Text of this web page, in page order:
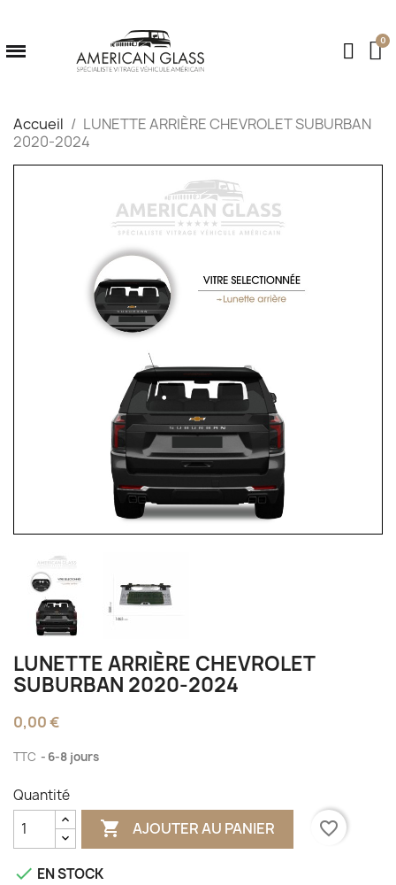
Accueil
LUNETTE ARRIÈRE CHEVROLET SUBURBAN
2020-2024
LUNETTE ARRIÈRE CHEVROLET
SUBURBAN 2020-2024
0,00 €
TTC 6-8 jours
Quantité
 AJOUTER AU PANIER favorite_border
 EN STOCK